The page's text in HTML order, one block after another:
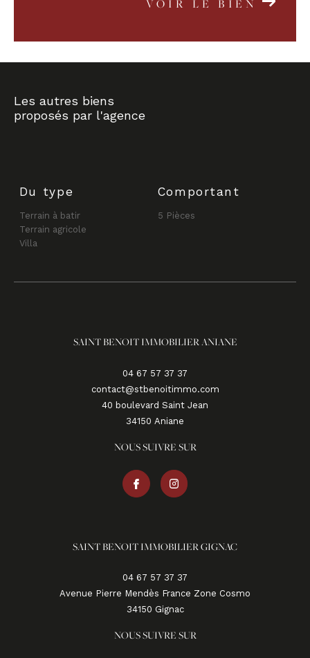
VOIR LE BIEN
Les autres biens
proposés par l'agence
Du type
Terrain à batir
Terrain agricole
Villa
Comportant
5 Pièces
SAINT BENOIT IMMOBILIER ANIANE
04 67 57 37 37
contact@stbenoitimmo.com
40 boulevard Saint Jean
34150
aniane
NOUS SUIVRE SUR
SAINT BENOIT IMMOBILIER GIGNAC
04 67 57 37 37
Avenue Pierre Mendès France Zone Cosmo
34150
gignac
NOUS SUIVRE SUR